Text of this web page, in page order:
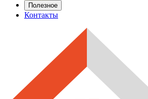
Полезное
Контакты